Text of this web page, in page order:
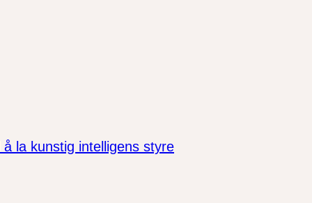
la kunstig intelligens styre